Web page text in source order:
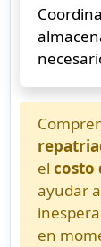
elcosto
ayudar
en